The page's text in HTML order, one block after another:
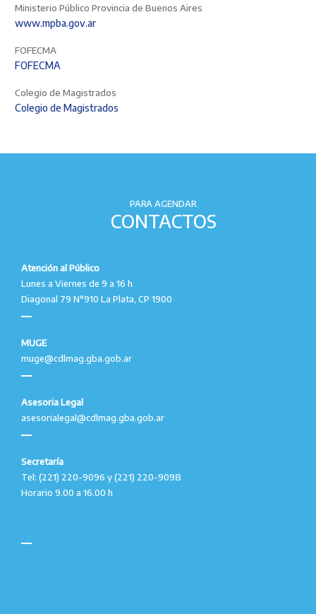
Ministerio Público Provincia de Buenos Aires
www.mpba.gov.ar
FOFECMA
FOFECMA
Colegio de Magistrados
Colegio de Magistrados
PARA AGENDAR
CONTACTOS
Atención al Público
Lunes a Viernes de 9 a 16 h
Diagonal 79 N°910 La Plata, CP 1900
MUGE
muge@cdlmag.gba.gob.ar
Asesoria Legal
asesorialegal@cdlmag.gba.gob.ar
Secretaría
Tel: (221) 220-9096 y (221) 220-9098
Horario 9.00 a 16.00 h